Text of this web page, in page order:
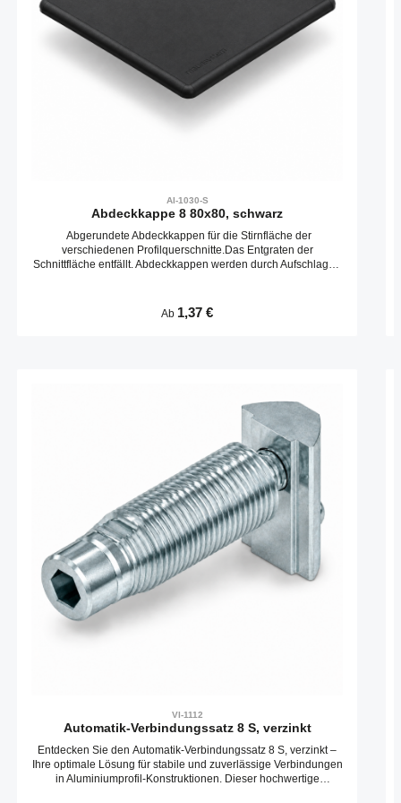
AI-1030-S
Abdeckkappe 8 80x80, schwarz
Abgerundete Abdeckkappen für die Stirnfläche der
verschiedenen Profilquerschnitte.Das Entgraten der
Schnittfläche entfällt. Abdeckkappen werden durch Aufschlagen
Regulärer Preis:
Ab 1,37 €
VI-1112
Automatik-Verbindungssatz 8 S, verzinkt
Entdecken Sie den Automatik-Verbindungssatz 8 S, verzinkt –
Ihre optimale Lösung für stabile und zuverlässige Verbindungen
in Aluminiumprofil-Konstruktionen. Dieser hochwertige